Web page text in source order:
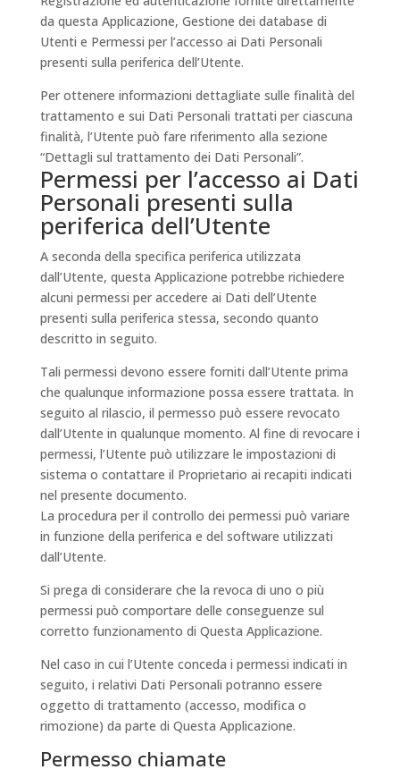
da questa Applicazione, Gestione dei database di
Utenti e Permessi per l’accesso ai Dati Personali
presenti sulla periferica dell’Utente.
Per ottenere informazioni dettagliate sulle finalità del
trattamento e sui Dati Personali trattati per ciascuna
finalità, l’Utente può fare riferimento alla sezione
“Dettagli sul trattamento dei Dati Personali”.
Permessi per l’accesso ai Dati
Personali presenti sulla
periferica dell’Utente
A seconda della specifica periferica utilizzata
dall’Utente, questa Applicazione potrebbe richiedere
alcuni permessi per accedere ai Dati dell’Utente
presenti sulla periferica stessa, secondo quanto
descritto in seguito.
Tali permessi devono essere forniti dall’Utente prima
che qualunque informazione possa essere trattata. In
seguito al rilascio, il permesso può essere revocato
dall’Utente in qualunque momento. Al fine di revocare i
permessi, l’Utente può utilizzare le impostazioni di
sistema o contattare il Proprietario ai recapiti indicati
nel presente documento.
La procedura per il controllo dei permessi può variare
in funzione della periferica e del software utilizzati
dall’Utente.
Si prega di considerare che la revoca di uno o più
permessi può comportare delle conseguenze sul
corretto funzionamento di Questa Applicazione.
Nel caso in cui l’Utente conceda i permessi indicati in
seguito, i relativi Dati Personali potranno essere
oggetto di trattamento (accesso, modifica o
rimozione) da parte di Questa Applicazione.
Permesso chiamate